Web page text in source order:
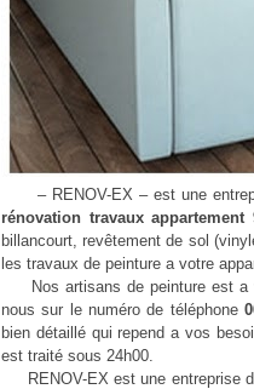
– RENOV-EX – est une
rénovation travaux
billancourt, revêtement de sol
les travaux de peinture a votre
Nos artisans de peinture est a
nous sur le numéro de téléphone
bien détaillé qui repend a vos
est traité sous 24h00.
RENOV-EX est une entreprise